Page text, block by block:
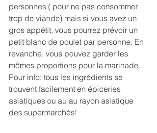
personnes ( pour ne pas consommer
trop de viande) mais si vous avez un
gros appétit, vous pourrez prévoir un
petit blanc de poulet par personne. En
revanche, vous pouvez garder les
mêmes proportions pour la marinade.
Pour info: tous les ingrédients se
trouvent facilement en épiceries
asiatiques ou au au rayon asiatique
des supermarchés!